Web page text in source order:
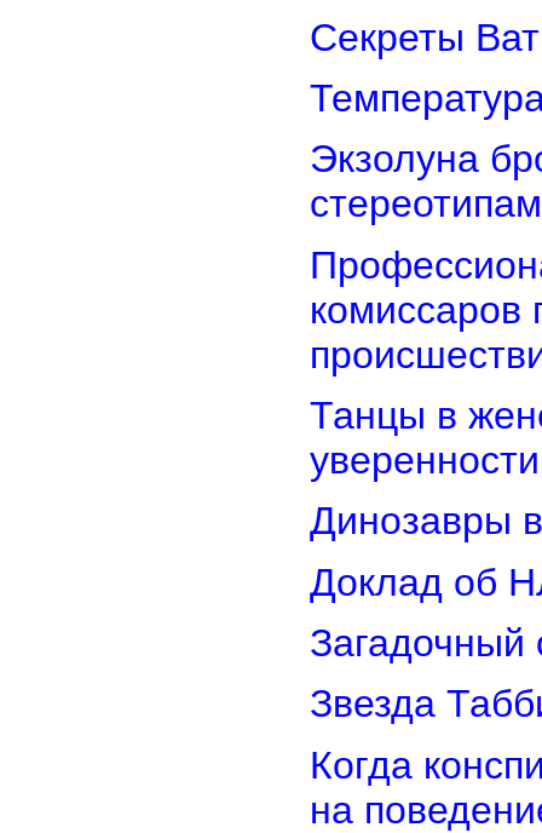
Секреты
Экзолуна
стереотипам
комиссаров
Танцы в
Динозавры
Доклад об
Загадочный
Звезда
Когда
на